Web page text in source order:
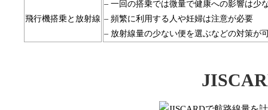
飛行機搭乗と放射線
– 一回の搭乗では微量で健康への影響は少
– 頻繁に利用する人や妊婦は注意が必要
– 放射線量の少ない便を選ぶなどの対策が